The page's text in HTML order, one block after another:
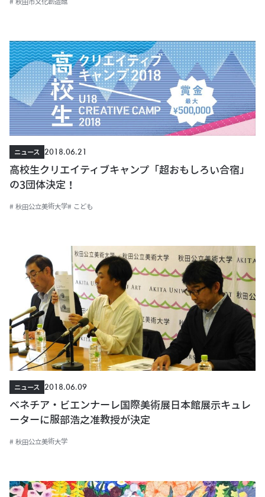
ニュース
2018.06.21
高校生クリエイティブキャンプ「超おもしろい合宿」
の3団体決定！
# 秋田公立美術大学# こども
ニュース
2018.06.09
ベネチア・ビエンナーレ国際美術展日本館展示キュレ
ーターに服部浩之准教授が決定
# 秋田公立美術大学